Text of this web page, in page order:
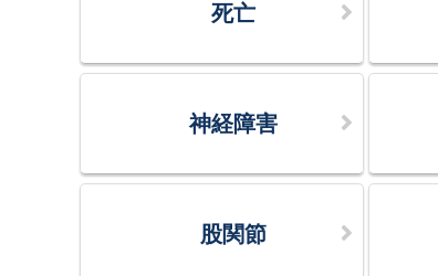
死亡
神経障害
股関節